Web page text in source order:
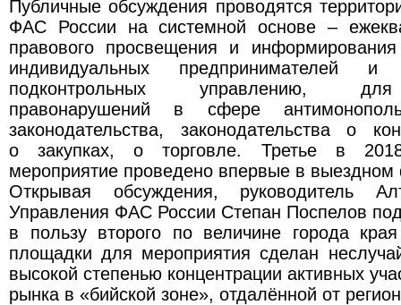
Публичные обсуждения проводятся
ФАС России на системной основе –
правового просвещения и
индивидуальных предпринимателей и
подконтрольных управлению,
правонарушений в сфере
законодательства, законодательства о
о закупках, о торговле. Третье в
мероприятие проведено впервые в
Открывая обсуждения, руководитель
Управления ФАС России Степан Поспелов
в пользу второго по величине города
площадки для мероприятия сделан
высокой степенью концентрации активных
рынка в «бийской зоне», отдалённой от